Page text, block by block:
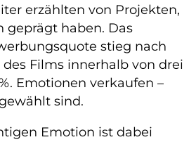
erzählten von Projekten,
geprägt haben. Das
stieg nach
Films innerhalb von drei
Emotionen verkaufen –
sind.
Emotion ist dabei